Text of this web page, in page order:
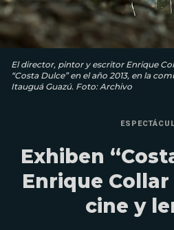
El director, pintor y escritor Enrique
“Costa Dulce” en el año 2013, en la
Itauguá Guazú. Foto: Archivo
Exhiben
Enrique
cine y